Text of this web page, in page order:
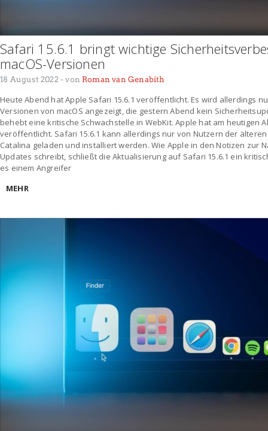
Safari 15.6.1 bringt wichtige
macOS-Versionen
18 August 2022 - von Roman van Genabith
Heute Abend hat Apple Safari 15.6.1 veröffentlicht. Es wird allerdings
Versionen von macOS angezeigt, die gestern Abend kein
behebt eine kritische Schwachstelle in WebKit. Apple hat am heutigen
veröffentlicht. Safari 15.6.1 kann allerdings nur von Nutzern der
Catalina geladen und installiert werden. Wie Apple in den Notizen zur
Updates schreibt, schließt die Aktualisierung auf Safari 15.6.1 ein
es einem Angreifer
MEHR